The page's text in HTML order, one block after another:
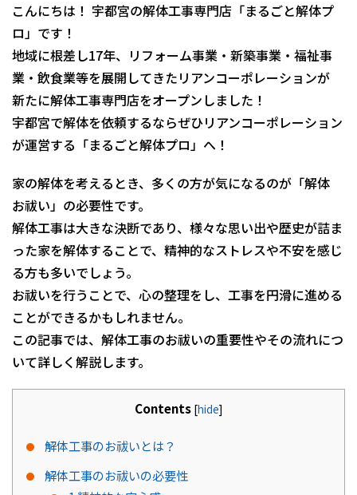
こんにちは！ 宇都宮の解体工事専門店「まるごと解体プ
ロ」です！
地域に根差し17年、リフォーム事業・新築事業・福祉事
業・飲食業等を展開してきたリアンコーポレーションが
新たに解体工事専門店をオープンしました！
宇都宮で解体を依頼するならぜひリアンコーポレーション
が運営する「まるごと解体プロ」へ！
家の解体を考えるとき、多くの方が気になるのが「解体
お祓い」の必要性です。
解体工事は大きな決断であり、様々な思い出や歴史が詰ま
った家を解体することで、精神的なストレスや不安を感じ
る方も多いでしょう。
お祓いを行うことで、心の整理をし、工事を円滑に進める
ことができるかもしれません。
この記事では、解体工事のお祓いの重要性やその流れにつ
いて詳しく解説します。
Contents [hide]
解体工事のお祓いとは？
解体工事のお祓いの必要性